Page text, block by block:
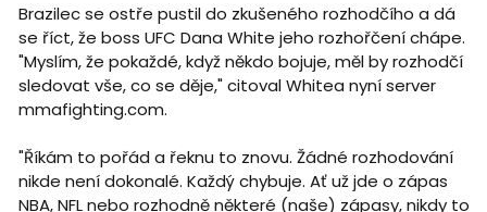
Brazilec se ostře pustil do zkušeného rozhodčího a dá
se říct, že boss UFC Dana White jeho rozhořčení chápe.
"Myslím, že pokaždé, když někdo bojuje, měl by rozhodčí
sledovat vše, co se děje," citoval Whitea nyní server
mmafighting.com.
"Říkám to pořád a řeknu to znovu. Žádné rozhodování
nikde není dokonalé. Každý chybuje. Ať už jde o zápas
NBA, NFL nebo rozhodně některé (naše) zápasy, nikdy to